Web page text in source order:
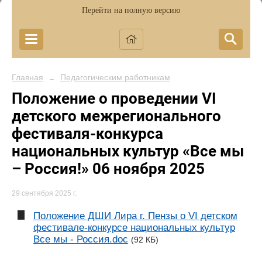
Перейти на полную версию
Главная → Педагогическим работникам
Положение о проведении VI
детского межрегионального
фестиваля-конкурса
национальных культур «Все мы
– Россия!» 06 ноября 2025
29 сентября 2025 г.
Положение ДШИ Лира г. Пензы о VI детском
фестивале-конкурсе национальных культур
Все мы - Россия.doc (92 КБ)